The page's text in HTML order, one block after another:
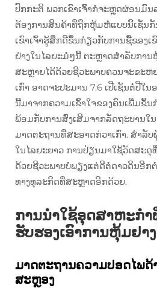
ປົກກະຕິ ພວກເຂົາເຈົ້າກໍ່ຈະຫຼຸດຜ່ອນມົນ
ຕ້ອງການສິນຄ້າທີ່ຖືກຫຸ້ມຫໍ່ແບບນີ້ເຊັ່ນກັ
ເຂົາເຈົ້າຮູ້ສຶກດີຂຶ້ນກ່ຽວກັບການຊື້ຂອງເ
ຢ່າງໃນໄລຍະມໍ່ໆນີ້ ຕະຫຼາດສຳລັບກາ
ສະຫຼາຍໄດ້ດ້ວຍຊີວະພາບຄວນຈະຂະຫຍ
ເກົ່າ ອາດຈະປະມານ 7.6 ເປີເຊັນຕໍ່ປີໃ
ນີ້ມາຈາກຄວາມເຂົ້າໃຈຂອງຄົນເພີ່ມຂຶ້
ພ້ອມກັບການສົ່ງເສີມຈາກລັດຖະບານໃ
ມາດຕະຖານທີ່ສະອາດກ່ວາເກົ່າ. ສຳລັ
ໃນໄລຍະຍາວ ການປ່ຽນມາໃຊ້ວັດສະ
ດ້ວຍຊີວະພາບບໍ່ພຽງແຕ່ດີຕໍ່ດາວດິນອີກ
ທາງທຸລະກິດທີ່ສະຫຼາດອີກດ້ວຍ.
ການນຳໃຊ້ອຸດສາຫະກຳ
ຮັບຮອງເອົາການຫຸ້ມຢາ
ມາດຕະຖານຄວາມປອດໄພດ້
ສະຫຼອງ